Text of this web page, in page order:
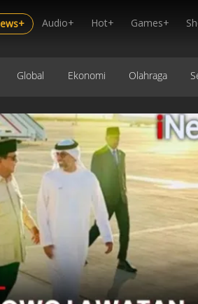
Audio+ Hot+ Games+
Global Ekonomi Olahraga